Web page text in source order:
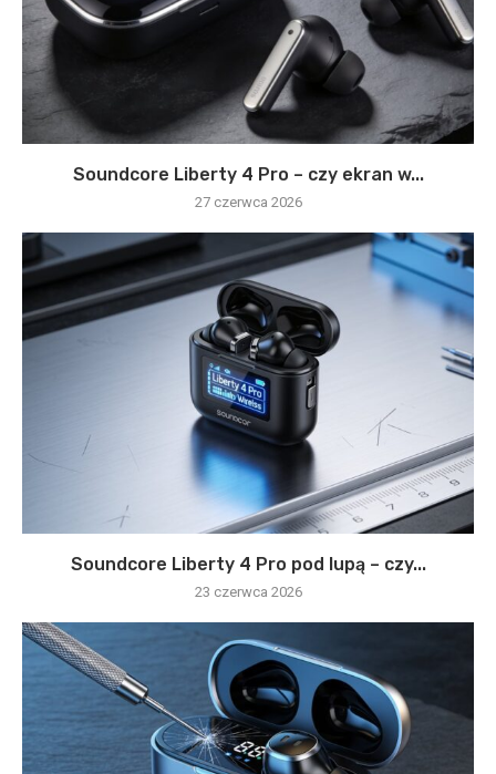
Soundcore Liberty 4 Pro – czy ekran w...
27 czerwca 2026
Soundcore Liberty 4 Pro pod lupą – czy...
23 czerwca 2026